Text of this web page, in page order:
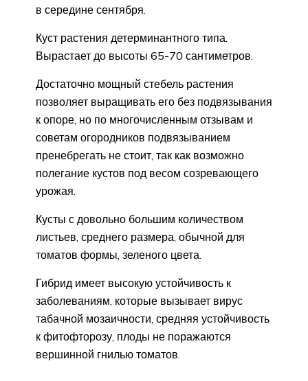
в середине сентября.
Куст растения детерминантного типа.
Вырастает до высоты 65-70 сантиметров.
Достаточно мощный стебель растения
позволяет выращивать его без подвязывания
к опоре, но по многочисленным отзывам и
советам огородников подвязыванием
пренебрегать не стоит, так как возможно
полегание кустов под весом созревающего
урожая.
Кусты с довольно большим количеством
листьев, среднего размера, обычной для
томатов формы, зеленого цвета.
Гибрид имеет высокую устойчивость к
заболеваниям, которые вызывает вирус
табачной мозаичности, средняя устойчивость
к фитофторозу, плоды не поражаются
вершинной гнилью томатов.